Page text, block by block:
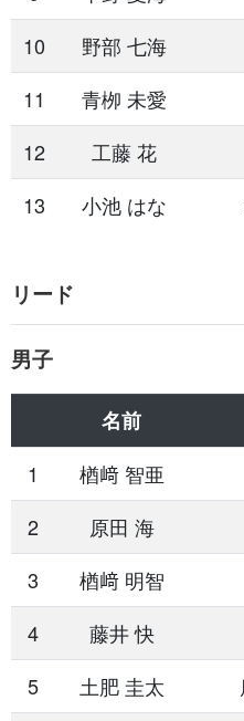
10
野部 七海
11
青栁 未愛
12
工藤 花
13
小池 はな
リード
男子
名前
1
楢󠄀﨑 智亜
2
原田 海
3
楢󠄀﨑 明智
4
藤井 快
5
土肥 圭太